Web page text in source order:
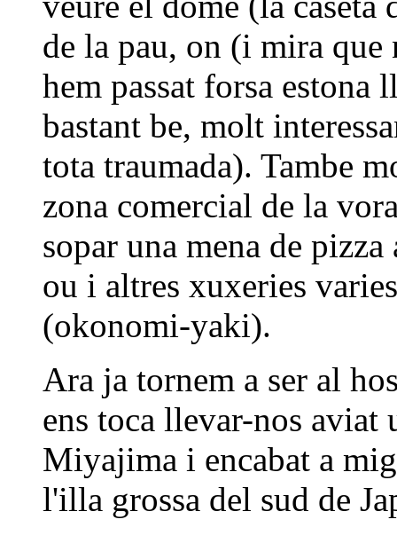
de la pau, on (i mira que
hem passat forsa
bastant be, molt
tota traumada). Tambe
zona comercial de la
sopar una mena de
ou i altres xuxeries
(okonomi-yaki).
Ara ja tornem a ser al
ens toca llevar-nos aviat
Miyajima i encabat a
l'illa grossa del sud de